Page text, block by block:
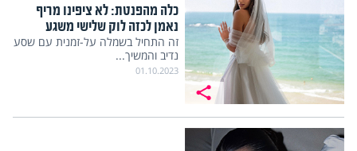
כלה מהפנטת: לא ציפינו מריף
נאמן לכזה לוק שלישי משגע
זה התחיל בשמלה על-זמנית עם שסע
נדיב והמשיך...
01.10.2023